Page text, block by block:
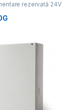
rezervată 24V